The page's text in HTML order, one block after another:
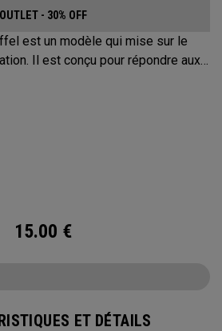
OUTLET - 30% OFF
est un modèle qui mise sur le
Il est conçu pour répondre aux
pickleball les plus exigeants. Ce
un compartiment à chaussures
15.00 €
ET DÉTAILS